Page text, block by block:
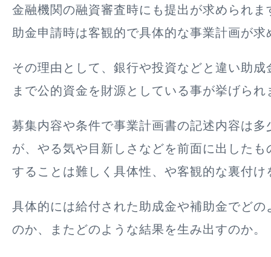
金融機関の融資審査時にも提出が求められま
助金申請時は客観的で具体的な事業計画が求
その理由として、銀行や投資などと違い助成
まで公的資金を財源としている事が挙げられ
募集内容や条件で事業計画書の記述内容は多
が、やる気や目新しさなどを前面に出したも
することは難しく具体性、や客観的な裏付け
具体的には給付された助成金や補助金でどの
のか、またどのような結果を生み出すのか。